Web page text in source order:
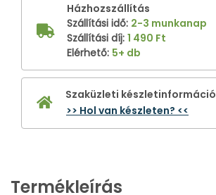
Házhozszállítás
Szállítási idő: 2-3 munkanap
Szállítási díj: 1 490 Ft
Elérhető: 5+ db
Szaküzleti készletinformáció
>> Hol van készleten? <<
Termékleírás